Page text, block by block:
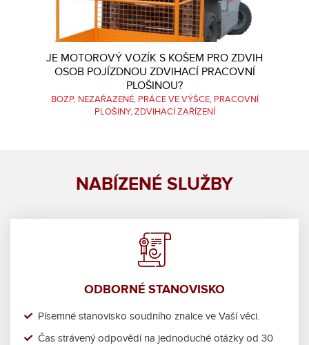
JE MOTOROVÝ VOZÍK S KOŠEM PRO ZDVIH
OSOB POJÍZDNOU ZDVIHACÍ PRACOVNÍ
PLOŠINOU?
BOZP NEZAŘAZENÉ PRÁCE VE VÝŠCE PRACOVNÍ
PLOŠINY ZDVIHACÍ ZAŘÍZENÍ
NABÍZENÉ SLUŽBY
ODBORNÉ STANOVISKO
Písemné stanovisko soudního znalce ve Vaší věci.
Čas strávený odpovědí na jednoduché otázky od 30